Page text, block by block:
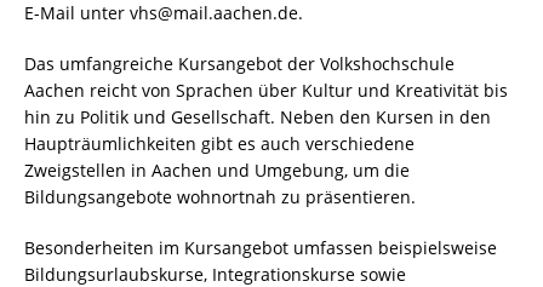
E-Mail unter vhs@mail.aachen.de.
Das umfangreiche Kursangebot der Volkshochschule
Aachen reicht von Sprachen über Kultur und Kreativität bis
hin zu Politik und Gesellschaft. Neben den Kursen in den
Haupträumlichkeiten gibt es auch verschiedene
Zweigstellen in Aachen und Umgebung, um die
Bildungsangebote wohnortnah zu präsentieren.
Besonderheiten im Kursangebot umfassen beispielsweise
Bildungsurlaubskurse, Integrationskurse sowie